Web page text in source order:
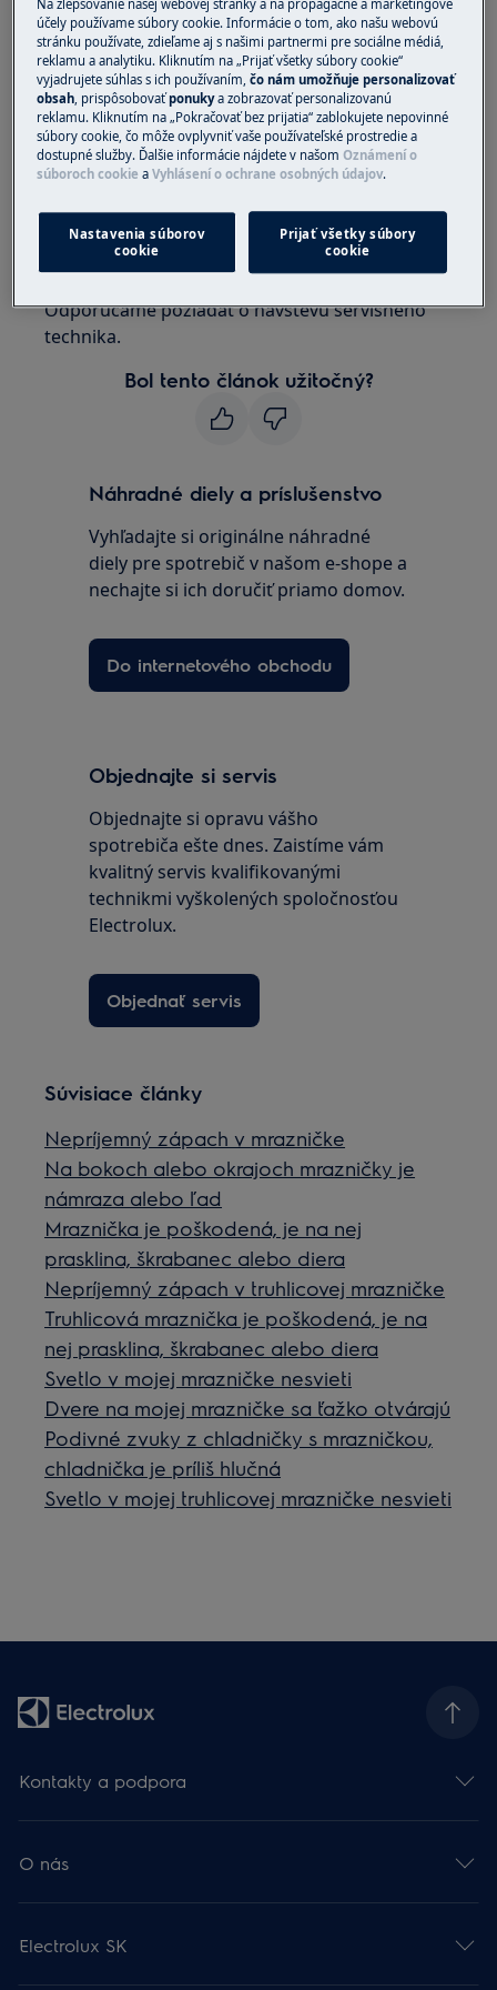
Chladnička
Chladnička s mrazničkou
Mraznička
Riešenie
1. Kontaktujte autorizované servisné
Blikajúci znak „0“ alebo štvorec na displeji
indikuje problém so snímačom teploty.
Odporúčame požiadať o návštevu servisného
technika.
Bol tento článok užitočný?
Náhradné diely a príslušenstvo
Vyhľadajte si originálne náhradné
diely pre spotrebič v našom e-shope a
nechajte si ich doručiť priamo domov.
Do internetového obchodu
Objednajte si servis
Objednajte si opravu vášho
spotrebiča ešte dnes. Zaistíme vám
kvalitný servis kvalifikovanými
technikmi vyškolených spoločnosťou
Electrolux.
Objednať servis
Súvisiace články
Nepríjemný zápach v mrazničke
Na bokoch alebo okrajoch mrazničky je
námraza alebo ľad
Mraznička je poškodená, je na nej
prasklina, škrabanec alebo diera
Nepríjemný zápach v truhlicovej mrazničke
Truhlicová mraznička je poškodená, je na
nej prasklina, škrabanec alebo diera
Svetlo v mojej mrazničke nesvieti
Dvere na mojej mrazničke sa ťažko otvárajú
Podivné zvuky z chladničky s mrazničkou,
chladnička je príliš hlučná
Svetlo v mojej truhlicovej mrazničke nesvieti
Kontakty a podpora
O nás
Electrolux SK
Na zlepšovanie našej webovej stránky a na propagačné a marketingové
účely používame súbory cookie. Informácie o tom, ako našu webovú
stránku používate, zdieľame aj s našimi partnermi pre sociálne médiá,
reklamu a analytiku. Kliknutím na „Prijať všetky súbory cookie“
vyjadrujete súhlas s ich používaním,čo nám umožňuje personalizovať
obsah, prispôsobovaťponukya zobrazovať personalizovanú
reklamu. Kliknutím na „Pokračovať bez prijatia“ zablokujete nepovinné
súbory cookie, čo môže ovplyvniť vaše používateľské prostredie a
dostupné služby. Ďalšie informácie nájdete v našomOznámení o
súboroch cookie aVyhlásení o ochrane osobných údajov.
Nastavenia súborov
cookie
Prijať všetky súbory
cookie